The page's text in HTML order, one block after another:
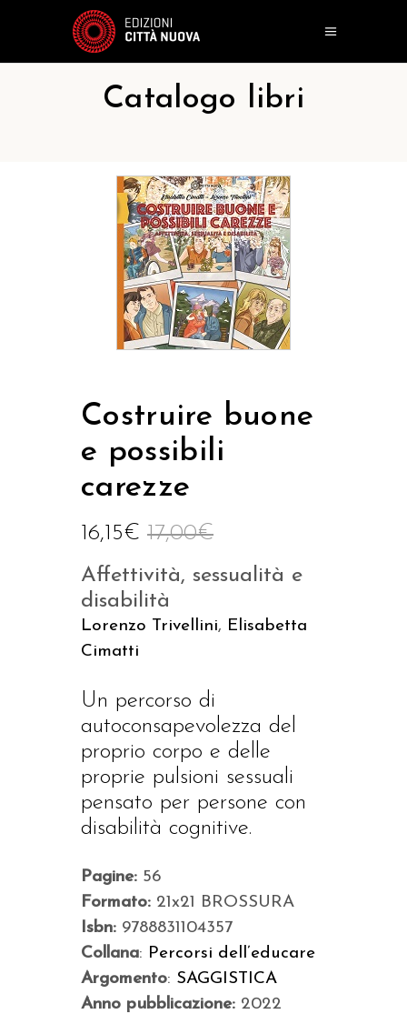
Catalogo libri
Costruire buone
e possibili
carezze
17,00€
16,15€
Affettività, sessualità e
disabilità
Lorenzo Trivellini, Elisabetta
Cimatti
Un percorso di
autoconsapevolezza del
proprio corpo e delle
proprie pulsioni sessuali
pensato per persone con
disabilità cognitive.
Pagine: 56
Formato: 21x21 BROSSURA
Isbn: 9788831104357
Collana: Percorsi dell’educare
Argomento: SAGGISTICA
Anno pubblicazione: 2022